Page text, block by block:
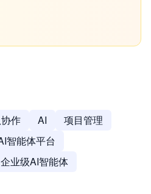
作 AI
项目管理
智能体平台
企业级AI智能体